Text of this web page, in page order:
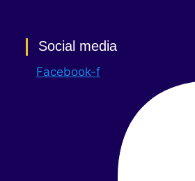
Social media
Facebook-f